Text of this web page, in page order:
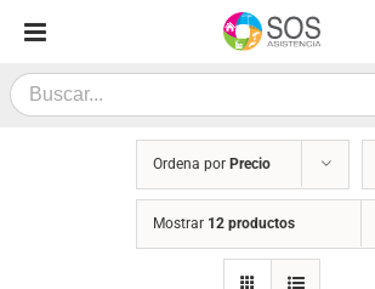
contenido
Search
for:
Ordena por Precio
Mostrar 12 productos